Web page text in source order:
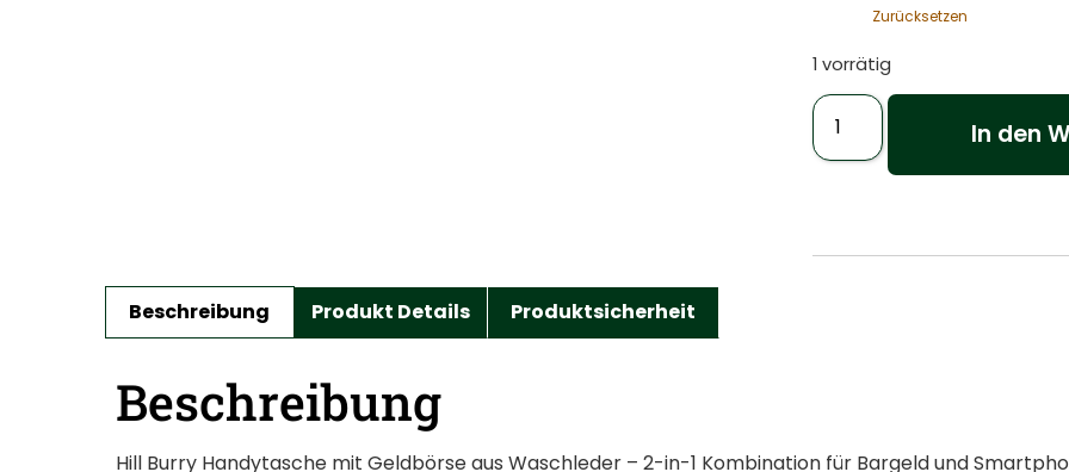
Zurücksetzen
1 vorrätig
In den
Beschreibung Produkt Details Produktsicherheit
Beschreibung
Hill Burry Handytasche mit Geldbörse aus Waschleder – 2-in-1 Kombination für Bargeld und